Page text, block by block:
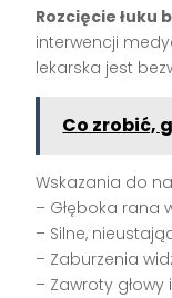
Rozcięcie łuku
interwencji
lekarska jest
Co zrobić,
Wskazania do
– Głęboka rana
– Silne,
– Zaburzenia
– Zawroty głowy